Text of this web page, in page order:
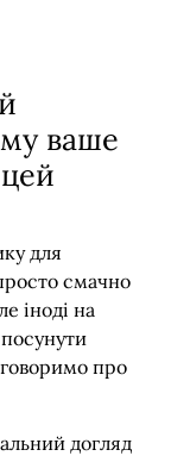
ваше
для
смачно
іноді на
говоримо про
догляд